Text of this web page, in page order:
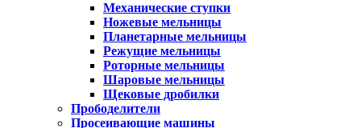
Механические ступки
Ножевые мельницы
Планетарные мельницы
Режущие мельницы
Роторные мельницы
Шаровые мельницы
Щековые дробилки
Прободелители
Просеивающие машины